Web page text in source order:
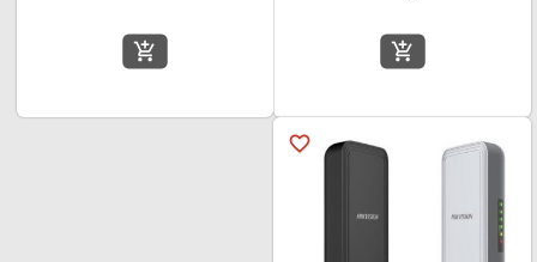
add_shopping_cart
add_shopping_cart
favorite_border